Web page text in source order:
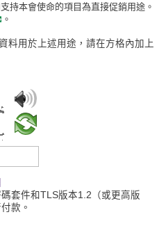
持本會使命的項目為直接促銷用途。
。
料用於上述用途，請在方格內加上
套件和TLS版本1.2（或更高版
款。